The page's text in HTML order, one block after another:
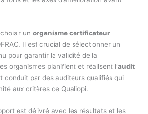
choisir unorganisme certificateur
Il est crucial de sélectionner un
pour garantir la validité de la
organismes planifient et réalisent l’audit
conduit par des auditeurs qualifiés qui
aux critères de Qualiopi.
est délivré avec les résultats et les